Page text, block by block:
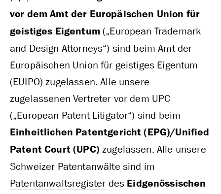
vor dem Amt der Europäischen Union für
geistiges Eigentum(„European Trademark
and Design Attorneys“) sind beim Amt der
Europäischen Union für geistiges Eigentum
(EUIPO) zugelassen. Alle unsere
zugelassenen Vertreter vor dem UPC
(„European Patent Litigator“) sind beim
Einheitlichen Patentgericht (EPG)/Unified
Patent Court (UPC) zugelassen. Alle unsere
Schweizer Patentanwälte sind im
Patentanwaltsregister des Eidgenössischen